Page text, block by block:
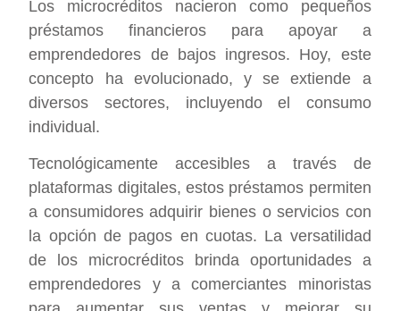
Los microcréditos nacieron como pequeños
préstamos financieros para apoyar a
emprendedores de bajos ingresos. Hoy, este
concepto ha evolucionado, y se extiende a
diversos sectores, incluyendo el consumo
individual.
Tecnológicamente accesibles a través de
plataformas digitales, estos préstamos permiten
a consumidores adquirir bienes o servicios con
la opción de pagos en cuotas. La versatilidad
de los microcréditos brinda oportunidades a
emprendedores y a comerciantes minoristas